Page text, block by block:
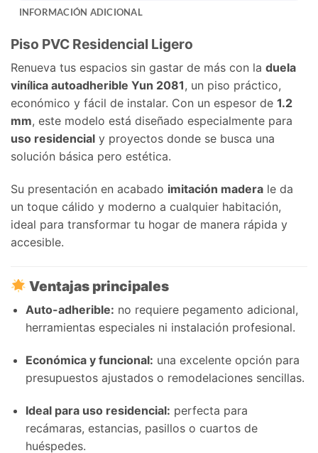
INFORMACIÓN ADICIONAL
Piso PVC Residencial Ligero
Renueva tus espacios sin gastar de más con la duela
vinílica autoadherible Yun 2081, un piso práctico,
económico y fácil de instalar. Con un espesor de 1.2
mm, este modelo está diseñado especialmente para
uso residencial y proyectos donde se busca una
solución básica pero estética.
Su presentación en acabado imitación madera le da
un toque cálido y moderno a cualquier habitación,
ideal para transformar tu hogar de manera rápida y
accesible.
Ventajas principales
Auto-adherible: no requiere pegamento adicional,
herramientas especiales ni instalación profesional.
Económica y funcional: una excelente opción para
presupuestos ajustados o remodelaciones sencillas.
Ideal para uso residencial: perfecta para
recámaras, estancias, pasillos o cuartos de
huéspedes.